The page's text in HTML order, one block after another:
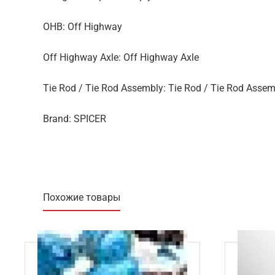
OHB: Off Highway
Off Highway Axle: Off Highway Axle
Tie Rod / Tie Rod Assembly: Tie Rod / Tie Rod
Brand: SPICER
Похожие товары